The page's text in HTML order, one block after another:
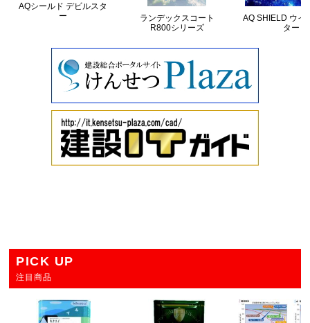
AQシールド デビルスタ
ー
ランデックスコート
R800シリーズ
AQ SHIELD ウイ
ター
PICK UP
注目商品